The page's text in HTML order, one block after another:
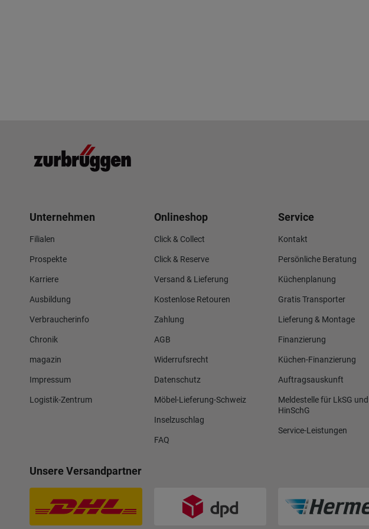
Unternehmen
Filialen
Prospekte
Karriere
Ausbildung
Verbraucherinfo
Chronik
magazin
Impressum
Logistik-Zentrum
Onlineshop
Click & Collect
Click & Reserve
Versand & Lieferung
Kostenlose Retouren
Zahlung
AGB
Widerrufsrecht
Datenschutz
Möbel-Lieferung-Schweiz
Inselzuschlag
FAQ
Service
Kontakt
Persönliche Beratung
Küchenplanung
Gratis Transporter
Lieferung & Montage
Finanzierung
Küchen-Finanzierung
Auftragsauskunft
Meldestelle für LkSG und
HinSchG
Service-Leistungen
Unsere Versandpartner